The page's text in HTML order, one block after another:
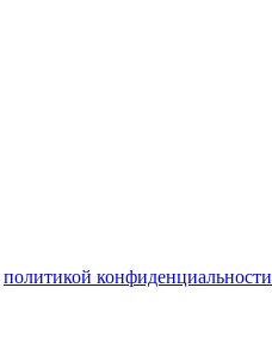
политикой конфиденциальности